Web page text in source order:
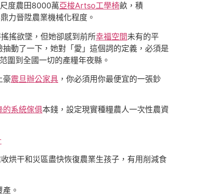
度農田8000萬亞梭Artso工學椅畝，積
力晉陞農業機械化程度。
搖欲墜，但她卻感到前所幸福空間未有的平
動了一下，她對「愛」這個詞的定義，必須是
圍到全國一切的產糧年夜縣。
豪震旦辦公家具 ，你必須用你最便宜的一張鈔
的系統傢俱本錢，設定現實種糧農人一次性農資
烘干和災區盡快恢復農業生孩子，有用削減食
。